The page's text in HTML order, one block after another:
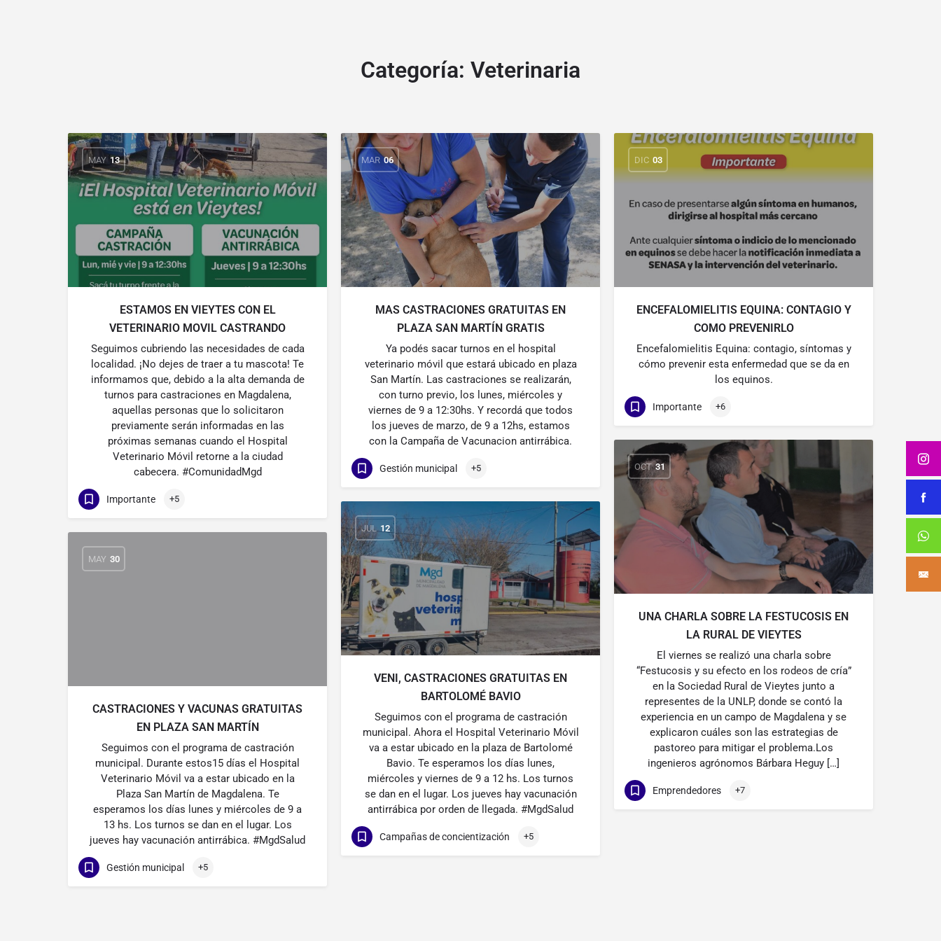
Categoría: Veterinaria
MAY 13
ESTAMOS EN VIEYTES CON EL
VETERINARIO MOVIL CASTRANDO
Seguimos cubriendo las necesidades de cada
localidad. ¡No dejes de traer a tu mascota! Te
informamos que, debido a la alta demanda de
turnos para castraciones en Magdalena,
aquellas personas que lo solicitaron
previamente serán informadas en las
próximas semanas cuando el Hospital
Veterinario Móvil retorne a la ciudad
cabecera. #ComunidadMgd
Importante +5
MAR 06
MAS CASTRACIONES GRATUITAS EN
PLAZA SAN MARTÍN GRATIS
Ya podés sacar turnos en el hospital
veterinario móvil que estará ubicado en plaza
San Martín. Las castraciones se realizarán,
con turno previo, los lunes, miércoles y
viernes de 9 a 12:30hs. Y recordá que todos
los jueves de marzo, de 9 a 12hs, estamos
con la Campaña de Vacunacion antirrábica.
Gestión municipal +5
DIC 03
ENCEFALOMIELITIS EQUINA: CONTAGIO Y
COMO PREVENIRLO
Encefalomielitis Equina: contagio, síntomas y
cómo prevenir esta enfermedad que se da en
los equinos.
Importante +6
OCT 31
UNA CHARLA SOBRE LA FESTUCOSIS EN
LA RURAL DE VIEYTES
El viernes se realizó una charla sobre
“Festucosis y su efecto en los rodeos de cría”
en la Sociedad Rural de Vieytes junto a
representes de la UNLP, donde se contó la
experiencia en un campo de Magdalena y se
explicaron cuáles son las estrategias de
pastoreo para mitigar el problema.Los
ingenieros agrónomos Bárbara Heguy […]
Emprendedores +7
JUL 12
VENI, CASTRACIONES GRATUITAS EN
BARTOLOMÉ BAVIO
Seguimos con el programa de castración
municipal. Ahora el Hospital Veterinario Móvil
va a estar ubicado en la plaza de Bartolomé
Bavio. Te esperamos los días lunes,
miércoles y viernes de 9 a 12 hs. Los turnos
se dan en el lugar. Los jueves hay vacunación
antirrábica por orden de llegada. #MgdSalud
Campañas de concientización +5
MAY 30
CASTRACIONES Y VACUNAS GRATUITAS
EN PLAZA SAN MARTÍN
Seguimos con el programa de castración
municipal. Durante estos15 días el Hospital
Veterinario Móvil va a estar ubicado en la
Plaza San Martín de Magdalena. Te
esperamos los días lunes y miércoles de 9 a
13 hs. Los turnos se dan en el lugar. Los
jueves hay vacunación antirrábica. #MgdSalud
Gestión municipal +5